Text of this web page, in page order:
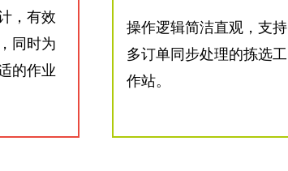
，有效
同时为
的作业
操作逻辑简洁直观，支持
多订单同步处理的拣选工
作站。